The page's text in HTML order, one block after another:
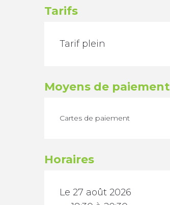
Tarifs
TARIFS 2026
Tarif plein
Moyens de paiement
Cartes de paiement
Horaires
Le 27 août 2026